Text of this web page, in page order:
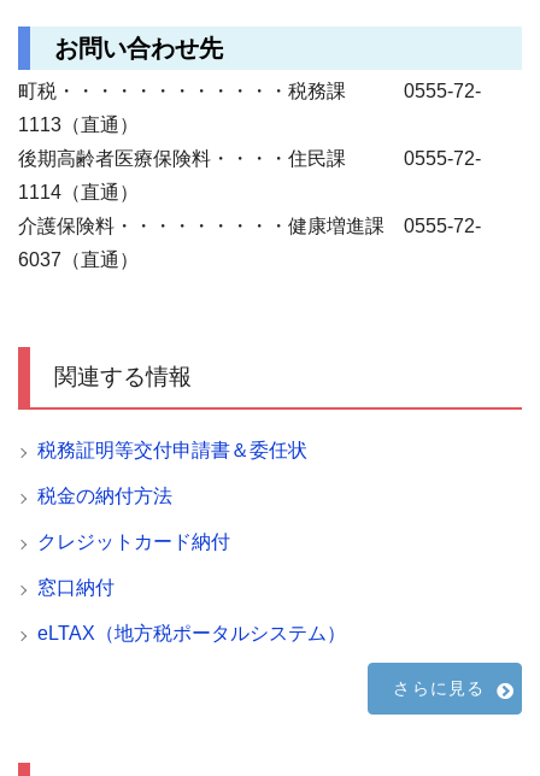
お問い合わせ先
町税・・・・・・・・・・・・税務課 0555-72-
1113（直通）
後期高齢者医療保険料・・・・住民課 0555-72-
1114（直通）
介護保険料・・・・・・・・・健康増進課 0555-72-
6037（直通）
関連する情報
税務証明等交付申請書＆委任状
税金の納付方法
クレジットカード納付
窓口納付
eLTAX（地方税ポータルシステム）
さらに見る